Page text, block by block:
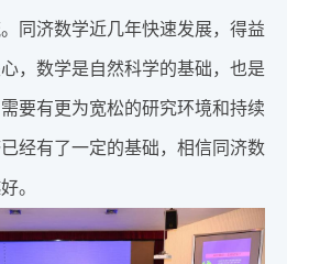
同济数学近几年快速发展，得益
，数学是自然科学的基础，也是
要有更为宽松的研究环境和持续
经有了一定的基础，相信同济数
。